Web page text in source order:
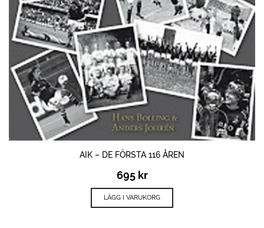
AIK – DE FÖRSTA 116 ÅREN
695 kr
LÄGG I VARUKORG